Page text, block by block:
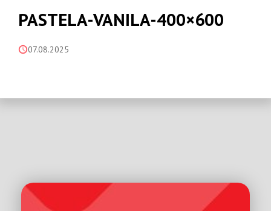
PASTELA-VANILA-400×600
07.08.2025